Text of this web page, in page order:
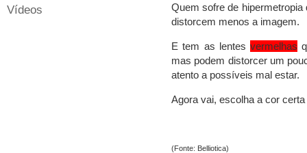
Quem sofre de
distorcem menos a imagem.
E tem as lentes vermelhas
mas podem distorcer um
atento a possíveis mal estar.
Agora vai, escolha a cor
(Fonte: Belliotica)
Vídeos